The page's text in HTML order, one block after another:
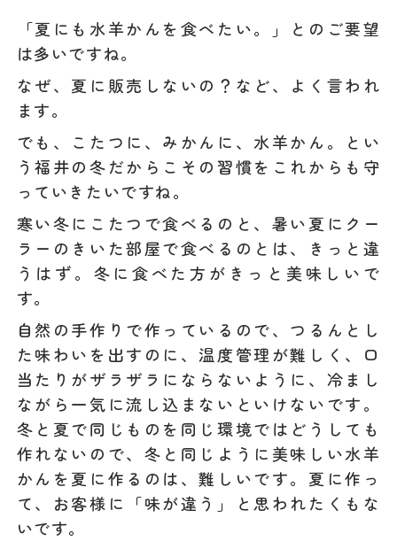
「夏にも水羊かんを食べたい。」とのご要望
は多いですね。
なぜ、夏に販売しないの？など、よく言われ
ます。
でも、こたつに、みかんに、水羊かん。とい
う福井の冬だからこその習慣をこれからも守
っていきたいですね。
寒い冬にこたつで食べるのと、暑い夏にクー
ラーのきいた部屋で食べるのとは、きっと違
うはず。冬に食べた方がきっと美味しいで
す。
自然の手作りで作っているので、つるんとし
た味わいを出すのに、温度管理が難しく、口
当たりがザラザラにならないように、冷まし
ながら一気に流し込まないといけないです。
冬と夏で同じものを同じ環境ではどうしても
作れないので、冬と同じように美味しい水羊
かんを夏に作るのは、難しいです。夏に作っ
て、お客様に「味が違う」と思われたくもな
いです。